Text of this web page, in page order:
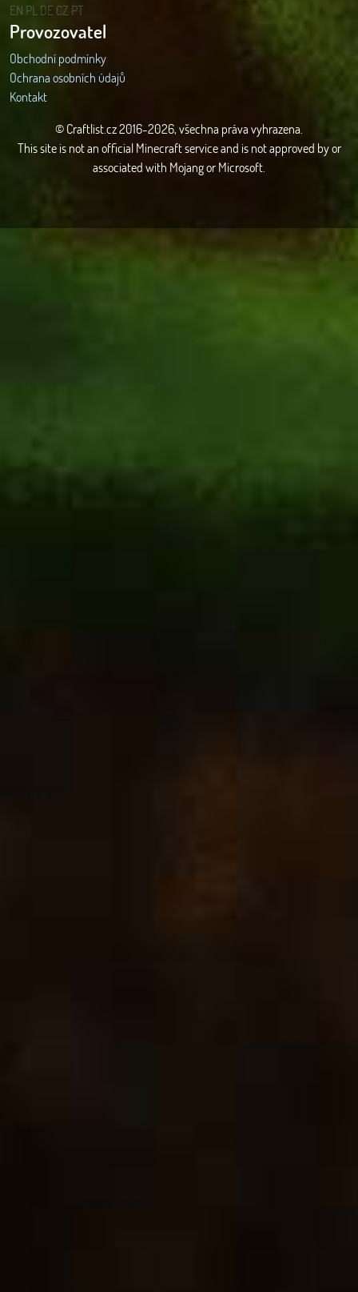
Hytamods.org
EN PL DECZ PT
Provozovatel
Obchodní podmínky
Ochrana osobních údajů
Kontakt
© Craftlist.cz 2016-2026, všechna práva vyhrazena.
This site is not an official Minecraft service and is not approved by or
associated with Mojang or Microsoft.